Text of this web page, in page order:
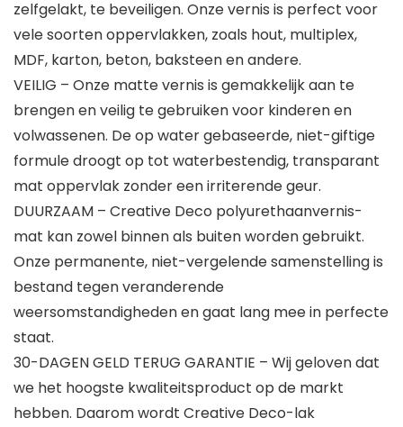
zelfgelakt, te beveiligen. Onze vernis is perfect voor
vele soorten oppervlakken, zoals hout, multiplex,
MDF, karton, beton, baksteen en andere.
VEILIG – Onze matte vernis is gemakkelijk aan te
brengen en veilig te gebruiken voor kinderen en
volwassenen. De op water gebaseerde, niet-giftige
formule droogt op tot waterbestendig, transparant
mat oppervlak zonder een irriterende geur.
DUURZAAM – Creative Deco polyurethaanvernis-
mat kan zowel binnen als buiten worden gebruikt.
Onze permanente, niet-vergelende samenstelling is
bestand tegen veranderende
weersomstandigheden en gaat lang mee in perfecte
staat.
30-DAGEN GELD TERUG GARANTIE – Wij geloven dat
we het hoogste kwaliteitsproduct op de markt
hebben. Daarom wordt Creative Deco-lak